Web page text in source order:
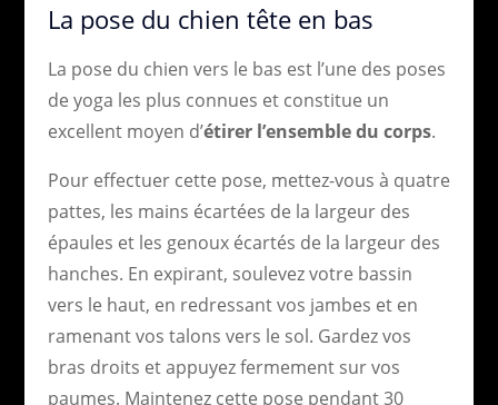
La pose du chien tête en bas
La pose du chien vers le bas est l’une des poses
de yoga les plus connues et constitue un
excellent moyen d’étirer l’ensemble du corps.
Pour effectuer cette pose, mettez-vous à quatre
pattes, les mains écartées de la largeur des
épaules et les genoux écartés de la largeur des
hanches. En expirant, soulevez votre bassin
vers le haut, en redressant vos jambes et en
ramenant vos talons vers le sol. Gardez vos
bras droits et appuyez fermement sur vos
paumes. Maintenez cette pose pendant 30